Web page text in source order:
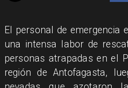
El personal de emergencia
una intensa labor de
personas atrapadas en el
región de Antofagasta,